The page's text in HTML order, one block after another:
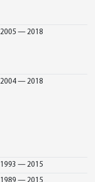
2005 — 2018
2004 — 2018
1993 — 2015